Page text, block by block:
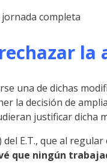
una de dichas
la decisión de
justificar dicha
del E.T., que al
que ningún